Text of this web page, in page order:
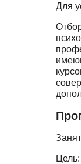
Для
Цель: